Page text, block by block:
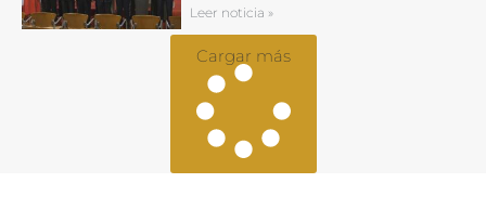
Leer noticia »
Cargar más